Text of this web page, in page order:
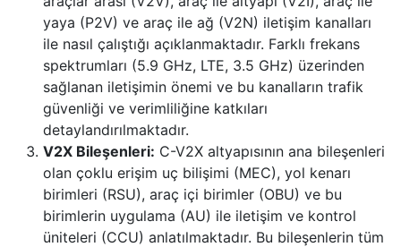
yaya (P2V) ve araç ile ağ (V2N) iletişim kanalları
ile nasıl çalıştığı açıklanmaktadır. Farklı frekans
spektrumları (5.9 GHz, LTE, 3.5 GHz) üzerinden
sağlanan iletişimin önemi ve bu kanalların trafik
güvenliği ve verimliliğine katkıları
detaylandırılmaktadır.
V2X Bileşenleri: C-V2X altyapısının ana bileşenleri
olan çoklu erişim uç bilişimi (MEC), yol kenarı
birimleri (RSU), araç içi birimler (OBU) ve bu
birimlerin uygulama (AU) ile iletişim ve kontrol
üniteleri (CCU) anlatılmaktadır. Bu bileşenlerin tüm